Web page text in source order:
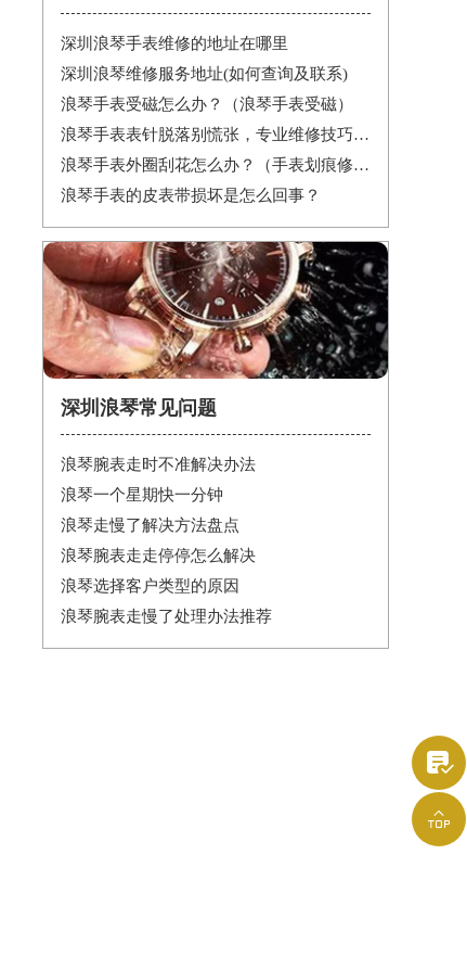
深圳浪琴手表维修的地址在哪里
深圳浪琴维修服务地址(如何查询及联系)
浪琴手表受磁怎么办？（浪琴手表受磁）
浪琴手表表针脱落别慌张，专业维修技巧帮你迅速解决
浪琴手表外圈刮花怎么办？（手表划痕修复妙招）
浪琴手表的皮表带损坏是怎么回事？
深圳浪琴常见问题
浪琴腕表走时不准解决办法
浪琴一个星期快一分钟
浪琴走慢了解决方法盘点
浪琴腕表走走停停怎么解决
浪琴选择客户类型的原因
浪琴腕表走慢了处理办法推荐

